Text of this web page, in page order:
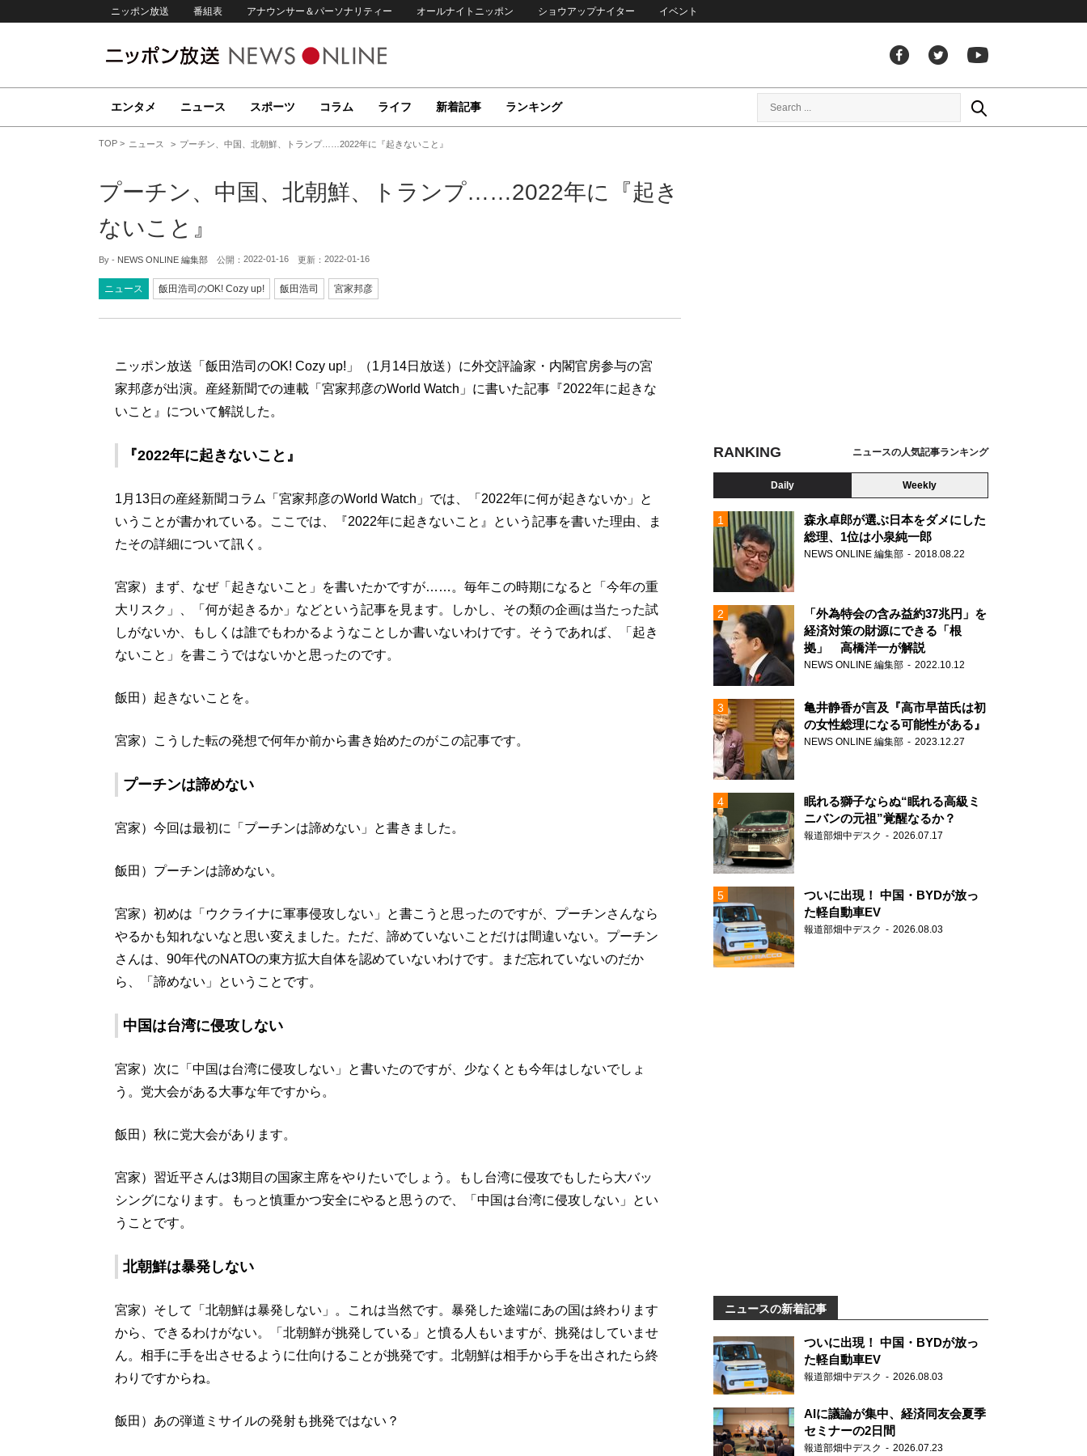
ニッポン放送 番組表 アナウンサー＆パーソナリティー オールナイトニッポン ショウアップナイター イベント
エンタメ ニュース スポーツ コラム ライフ 新着記事 ランキング
TOP ニュース プーチン、中国、北朝鮮、トランプ……2022年に『起きないこと』
プーチン、中国、北朝鮮、トランプ……2022年に『起き
ないこと』
By - NEWS ONLINE 編集部 公開： 2022-01-16 更新： 2022-01-16
ニュース 飯田浩司のOK! Cozy up! 飯田浩司 宮家邦彦
ニッポン放送「飯田浩司のOK! Cozy up!」（1月14日放送）に外交評論家・内閣官房参与の宮
家邦彦が出演。産経新聞での連載「宮家邦彦のWorld Watch」に書いた記事『2022年に起きな
いこと』について解説した。
『2022年に起きないこと』
1月13日の産経新聞コラム「宮家邦彦のWorld Watch」では、「2022年に何が起きないか」と
いうことが書かれている。ここでは、『2022年に起きないこと』という記事を書いた理由、ま
たその詳細について訊く。
宮家）まず、なぜ「起きないこと」を書いたかですが……。毎年この時期になると「今年の重
大リスク」、「何が起きるか」などという記事を見ます。しかし、その類の企画は当たった試
しがないか、もしくは誰でもわかるようなことしか書いないわけです。そうであれば、「起き
ないこと」を書こうではないかと思ったのです。
飯田）起きないことを。
宮家）こうした転の発想で何年か前から書き始めたのがこの記事です。
プーチンは諦めない
宮家）今回は最初に「プーチンは諦めない」と書きました。
飯田）プーチンは諦めない。
宮家）初めは「ウクライナに軍事侵攻しない」と書こうと思ったのですが、プーチンさんなら
やるかも知れないなと思い変えました。ただ、諦めていないことだけは間違いない。プーチン
さんは、90年代のNATOの東方拡大自体を認めていないわけです。まだ忘れていないのだか
ら、「諦めない」ということです。
中国は台湾に侵攻しない
宮家）次に「中国は台湾に侵攻しない」と書いたのですが、少なくとも今年はしないでしょ
う。党大会がある大事な年ですから。
飯田）秋に党大会があります。
宮家）習近平さんは3期目の国家主席をやりたいでしょう。もし台湾に侵攻でもしたら大バッ
シングになります。もっと慎重かつ安全にやると思うので、「中国は台湾に侵攻しない」とい
うことです。
北朝鮮は暴発しない
宮家）そして「北朝鮮は暴発しない」。これは当然です。暴発した途端にあの国は終わります
から、できるわけがない。「北朝鮮が挑発している」と憤る人もいますが、挑発はしていませ
ん。相手に手を出させるように仕向けることが挑発です。北朝鮮は相手から手を出されたら終
わりですからね。
飯田）あの弾道ミサイルの発射も挑発ではない？
RANKING ニュースの人気記事ランキング
Daily Weekly
森永卓郎が選ぶ日本をダメにした
総理、1位は小泉純一郎
NEWS ONLINE 編集部 2018.08.22
「外為特会の含み益約37兆円」を
経済対策の財源にできる「根
拠」 高橋洋一が解説
NEWS ONLINE 編集部 2022.10.12
亀井静香が言及『高市早苗氏は初
の女性総理になる可能性がある』
NEWS ONLINE 編集部 2023.12.27
眠れる獅子ならぬ“眠れる高級ミ
ニバンの元祖”覚醒なるか？
報道部畑中デスク 2026.07.17
ついに出現！ 中国・BYDが放っ
た軽自動車EV
報道部畑中デスク 2026.08.03
ニュースの新着記事
ついに出現！ 中国・BYDが放っ
た軽自動車EV
報道部畑中デスク 2026.08.03
AIに議論が集中、経済同友会夏季
セミナーの2日間
報道部畑中デスク 2026.07.23